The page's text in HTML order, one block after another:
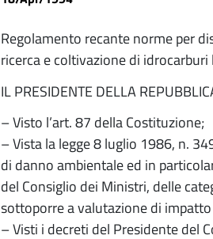
Regolamento recante norme per
ricerca e coltivazione di idrocarburi
IL PRESIDENTE DELLA
– Visto l’art. 87 della Costituzione;
– Vista la legge 8 luglio 1986, n.
di danno ambientale ed in
del Consiglio dei Ministri, delle
sottoporre a valutazione di
– Visti i decreti del Presidente del